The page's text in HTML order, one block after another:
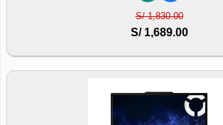
S/ 1,830.00
S/ 1,689.00